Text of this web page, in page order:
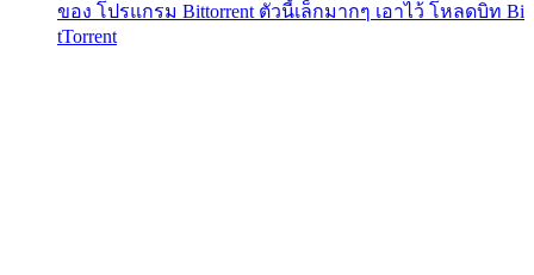
ของ โปรแกรม Bittorrent ตัวนี้เล็กมากๆ เอาไว้ โหลดบิท Bi
tTorrent